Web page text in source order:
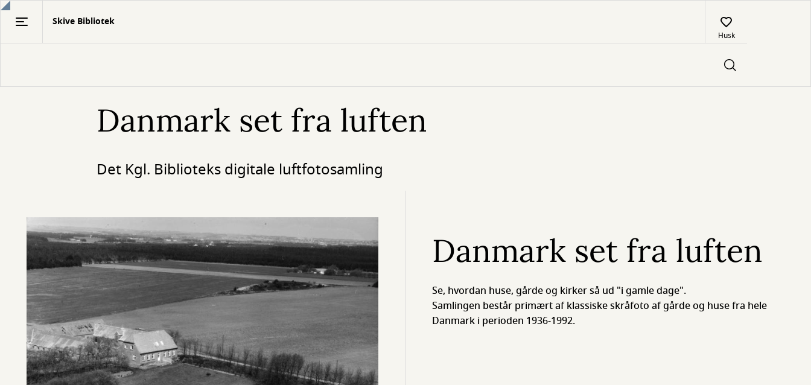
Gå
Skive Bibliotek
Husk
Danmark set fra luften
Det Kgl. Biblioteks digitale luftfotosamling
Danmark set fra luften
Se, hvordan huse, gårde og kirker så ud "i gamle dage".
Samlingen består primært af klassiske skråfoto af gårde og huse fra hele
Danmark i perioden 1936-1992.